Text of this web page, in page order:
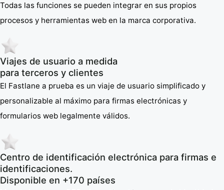
Todas las funciones se pueden integrar en sus propios
procesos y herramientas web en la marca corporativa.
Viajes de usuario a medida
para terceros y clientes
El Fastlane a prueba es un viaje de usuario simplificado y
personalizable al máximo para firmas electrónicas y
formularios web legalmente válidos.
Centro de identificación electrónica para firmas e
identificaciones.
Disponible en +170 países